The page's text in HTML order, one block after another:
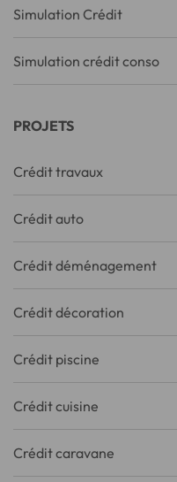
Simulation Crédit
Simulation crédit conso
PROJETS
Crédit travaux
Crédit auto
Crédit déménagement
Crédit décoration
Crédit piscine
Crédit cuisine
Crédit caravane